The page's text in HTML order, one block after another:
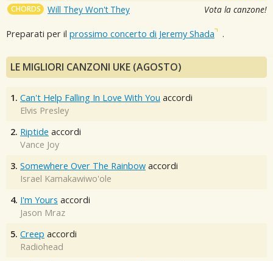
CHORDS Will They Won't They Vota la canzone!
Preparati per il prossimo concerto di Jeremy Shada .
LE MIGLIORI CANZONI UKE (AGOSTO)
1. Can't Help Falling In Love With You accordi
Elvis Presley
2. Riptide accordi
Vance Joy
3. Somewhere Over The Rainbow accordi
Israel Kamakawiwo'ole
4. I'm Yours accordi
Jason Mraz
5. Creep accordi
Radiohead